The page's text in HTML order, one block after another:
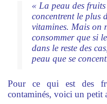
« La peau des
concentrent le plus
vitamines. Mais on
consommer que si
dans le reste des
peau que se
Pour ce qui est des
contaminés, voici un petit